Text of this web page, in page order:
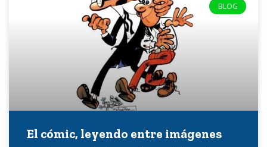
BLOG
El cómic, leyendo entre imágenes